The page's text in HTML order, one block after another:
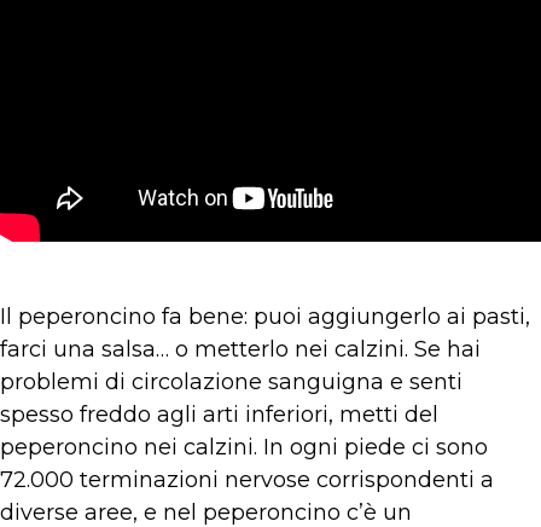
Il peperoncino fa bene: puoi aggiungerlo ai pasti,
farci una salsa… o metterlo nei calzini. Se hai
problemi di circolazione sanguigna e senti
spesso freddo agli arti inferiori, metti del
peperoncino nei calzini. In ogni piede ci sono
72.000 terminazioni nervose corrispondenti a
diverse aree, e nel peperoncino c’è un